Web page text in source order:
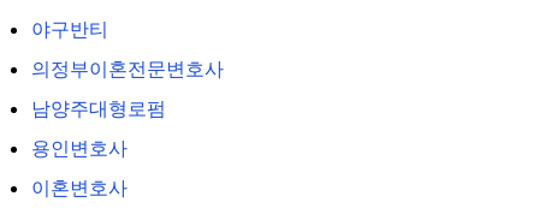
야구반티
의정부이혼전문변호사
남양주대형로펌
용인변호사
이혼변호사